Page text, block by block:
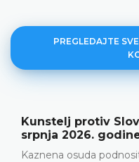
PREGLEDAJTE
(broj 5257/22, 7.
predstavke i kazna